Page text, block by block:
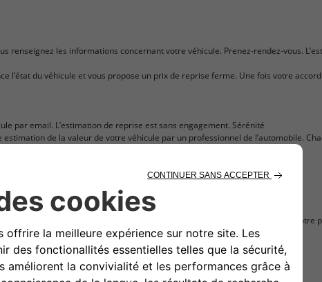
les informations concernant votre véhicule. Prenez-rendez-vous.
l’état du véhicule et vous propose un prix de reprise ferme. Une fois votre
par email. L’estimation de reprise est sans engagement. Sérénité
de la valeur de votre véhicule par un professionnel de l’automobile.
du véhicule est assuré par un concessionnaire Fiat.
proposition sous 24h les jours ouvrés. Estimation sans engagement de votre